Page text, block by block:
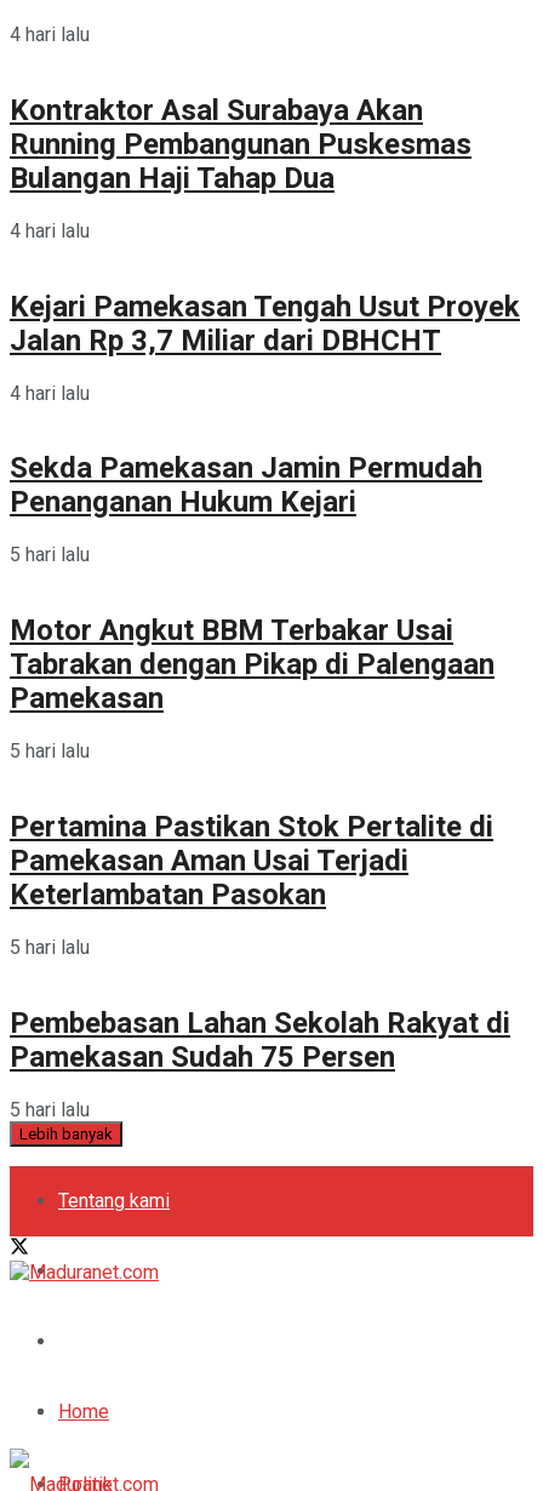
4 hari lalu
Kontraktor Asal Surabaya Akan
Running Pembangunan Puskesmas
Bulangan Haji Tahap Dua
4 hari lalu
Kejari Pamekasan Tengah Usut Proyek
Jalan Rp 3,7 Miliar dari DBHCHT
4 hari lalu
Sekda Pamekasan Jamin Permudah
Penanganan Hukum Kejari
5 hari lalu
Motor Angkut BBM Terbakar Usai
Tabrakan dengan Pikap di Palengaan
Pamekasan
5 hari lalu
Pertamina Pastikan Stok Pertalite di
Pamekasan Aman Usai Terjadi
Keterlambatan Pasokan
5 hari lalu
Pembebasan Lahan Sekolah Rakyat di
Pamekasan Sudah 75 Persen
5 hari lalu
Lebih banyak
Tentang kami
Kebijakan Privasi
Periklanan
Home
Politik